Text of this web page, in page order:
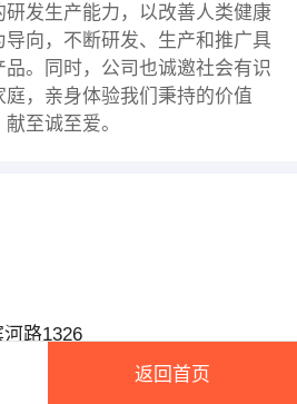
发生产能力，以改善人类健康
向，不断研发、生产和推广具
。同时，公司也诚邀社会有识
，亲身体验我们秉持的价值
至诚至爱。
路1326
返回首页